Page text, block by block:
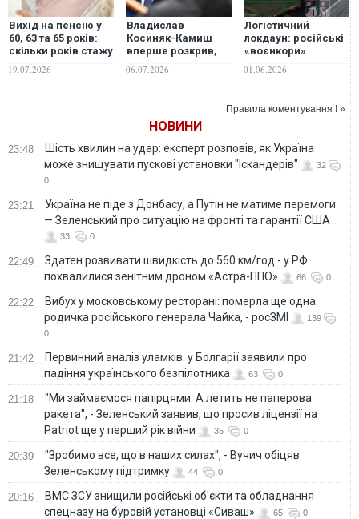
Вихід на пенсію у
60, 63 та 65 років:
скільки років стажу
знадобиться
українцям у 2026–
19.07.2026
Владислав
Косиняк-Камиш
вперше розкрив,
скільки Польща
витратила на
06.07.2026
Логістичний
локдаун: російські
«воєнкори»
визнали, що удари
Сил оборони
окупантів від
Криму — ISW
01.06.2026
Правила коментування ! »
НОВИНИ
23:48
Шість хвилин на удар: експерт розповів, як Україна
може знищувати пускові установки "Іскандерів"
32
0
23:21
Україна не піде з Донбасу, а Путін не матиме перемоги
— Зеленський про ситуацію на фронті та гарантії США
33 0
22:49
Здатен розвивати швидкість до 560 км/год - у РФ
похвалилися зенітним дроном «Астра-ППО»
66 0
22:22
Вибух у московському ресторані: померла ще одна
родичка російського генерала Чайка, - росЗМІ
139
0
21:42
Первинний аналіз уламків: у Болгарії заявили про
падіння українського безпілотника
63 0
21:18
"Ми займаємося папірцями. А летить не паперова
ракета", - Зеленський заявив, що просив ліцензії на
Patriot ще у перший рік війни
35 0
20:39
"Зробимо все, що в наших силах", - Вучич обіцяв
Зеленському підтримку
44 0
20:16
ВМС ЗСУ знищили російські об'єкти та обладнання
спецназу на буровій установці «Сиваш»
65 0